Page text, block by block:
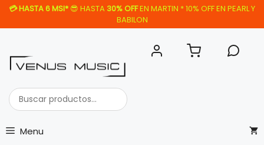
Saltar
💳HASTA 6 MSI* 😎 HASTA30% OFFEN MARTIN * 10% OFF EN PEARL Y
BABILON
Buscar
productos...
Menu